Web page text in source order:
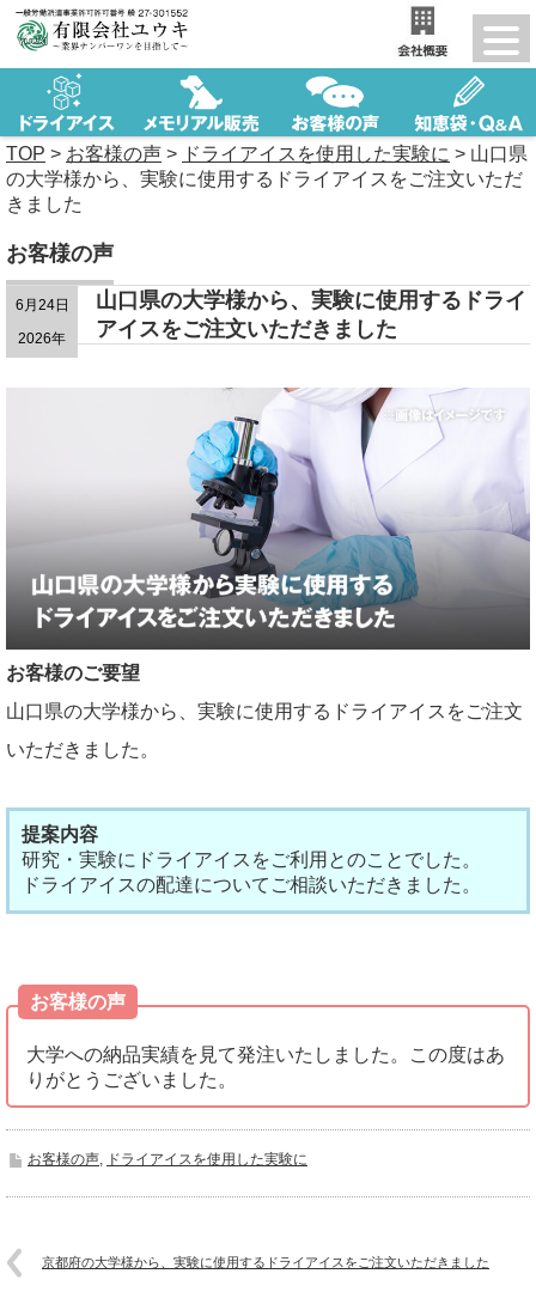
TOP > お客様の声 > ドライアイスを使用した実験に > 山口県
の大学様から、実験に使用するドライアイスをご注文いただ
きました
お客様の声
6月24日
2026年
山口県の大学様から、実験に使用するドライ
アイスをご注文いただきました
お客様のご要望
山口県の大学様から、実験に使用するドライアイスをご注文
いただきました。
提案内容
研究・実験にドライアイスをご利用とのことでした。
ドライアイスの配達についてご相談いただきました。
お客様の声
大学への納品実績を見て発注いたしました。この度はあ
りがとうございました。
お客様の声, ドライアイスを使用した実験に
京都府の大学様から、実験に使用するドライアイスをご注文いただきました